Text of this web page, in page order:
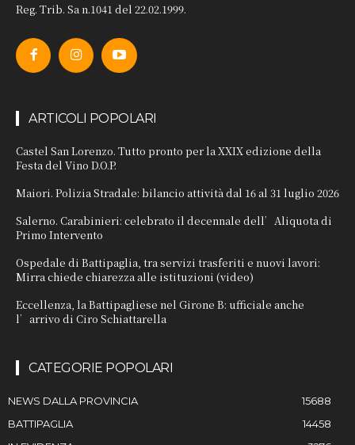
Reg. Trib. Sa n.1041 del 22.02.1999.
ARTICOLI POPOLARI
Castel San Lorenzo. Tutto pronto per la XXIX edizione della
Festa del Vino D.O.P.
Maiori. Polizia Stradale: bilancio attività dal 16 al 31 luglio 2026
Salerno. Carabinieri: celebrato il decennale dell’Aliquota di
Primo Intervento
Ospedale di Battipaglia, tra servizi trasferiti e nuovi lavori:
Mirra chiede chiarezza alle istituzioni (video)
Eccellenza, la Battipagliese nel Girone B: ufficiale anche
l’arrivo di Ciro Schiattarella
CATEGORIE POPOLARI
NEWS DALLA PROVINCIA
15688
BATTIPAGLIA
14458